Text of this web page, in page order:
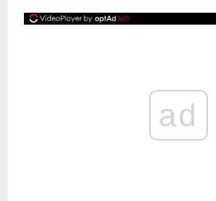
ad